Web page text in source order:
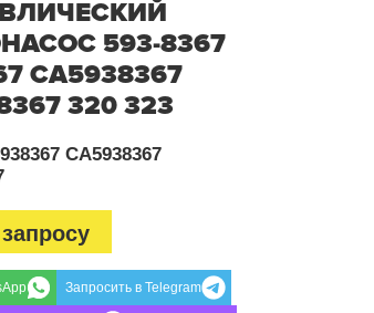
593-8367
CA5938367
320 323
CA5938367
Запросить в Telegram